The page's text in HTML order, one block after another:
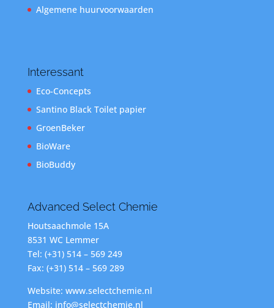
Algemene huurvoorwaarden
Interessant
Eco-Concepts
Santino Black Toilet papier
GroenBeker
BioWare
BioBuddy
Advanced Select Chemie
Houtsaachmole 15A
8531 WC Lemmer
Tel: (+31) 514 – 569 249
Fax: (+31) 514 – 569 289
Website: www.selectchemie.nl
Email: info@selectchemie.nl